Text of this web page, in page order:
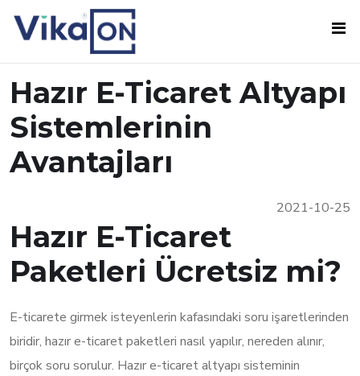
Hazır E-Ticaret Altyapı
Sistemlerinin
Avantajları
2021-10-25
Hazır E-Ticaret
Paketleri Ücretsiz mi?
E-ticarete girmek isteyenlerin kafasındaki soru işaretlerinden
biridir, hazır e-ticaret paketleri nasıl yapılır, nereden alınır,
birçok soru sorulur. Hazır e-ticaret altyapı sisteminin